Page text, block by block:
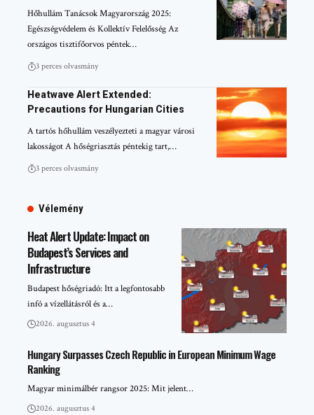
Hőhullám Tanácsok Magyarország 2025:
Egészségvédelem és Kollektív Felelősség Az
országos tisztifőorvos péntek…
3 perces olvasmány
Heatwave Alert Extended:
Precautions for Hungarian Cities
A tartós hőhullám veszélyezteti a magyar városi
lakosságot A hőségriasztás péntekig tart,…
3 perces olvasmány
Vélemény
Heat Alert Update: Impact on
Budapest’s Services and
Infrastructure
Budapest hőségriadó: Itt a legfontosabb
infó a vízellátásról és a…
2026. augusztus 4
Hungary Surpasses Czech Republic in European Minimum Wage
Ranking
Magyar minimálbér rangsor 2025: Mit jelent…
2026. augusztus 4